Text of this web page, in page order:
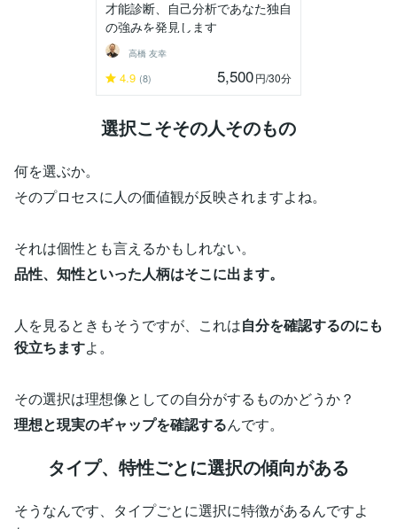
才能診断、自己分析であなた独自
の強みを発見します
高橋 友幸
4.9 (8) 5,500円/30分
選択こそその人そのもの
何を選ぶか。
そのプロセスに人の価値観が反映されますよね。
それは個性とも言えるかもしれない。
品性、知性といった人柄はそこに出ます。
人を見るときもそうですが、これは自分を確認するのにも
役立ちますよ。
その選択は理想像としての自分がするものかどうか？
理想と現実のギャップを確認するんです。
タイプ、特性ごとに選択の傾向がある
そうなんです、タイプごとに選択に特徴があるんですよ